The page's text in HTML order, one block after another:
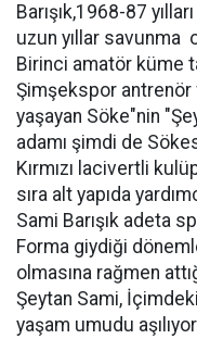
Barışık,1968-87
uzun yıllar savunma
Birinci amatör küme
Şimşekspor
yaşayan Söke"nin
adamı şimdi de
Kırmızı lacivertli
sıra alt yapıda
Sami Barışık adeta
Forma giydiği
olmasına rağmen
Şeytan Sami,
yaşam umudu